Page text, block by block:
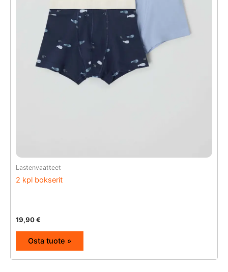
Lastenvaatteet
2 kpl bokserit
19,90€
Osta tuote »